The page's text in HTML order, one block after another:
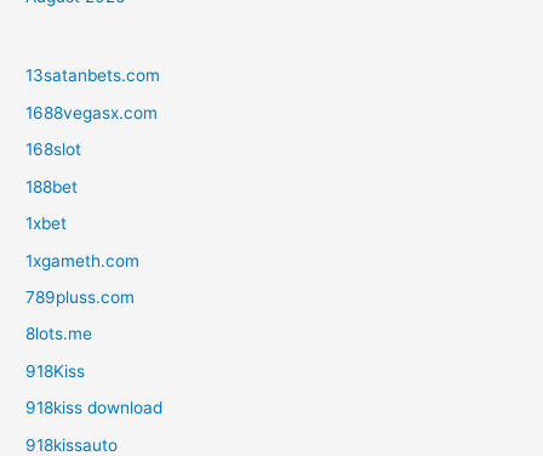
13satanbets.com
1688vegasx.com
168slot
188bet
1xbet
1xgameth.com
789pluss.com
8lots.me
918Kiss
918kiss download
918kissauto